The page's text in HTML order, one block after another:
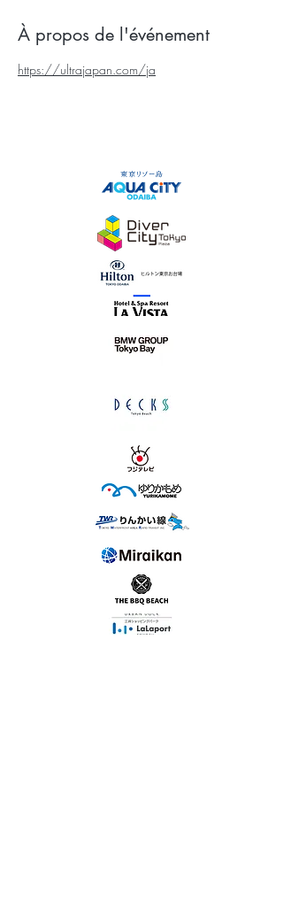
À propos de l'événement
https://ultrajapan.com/ja